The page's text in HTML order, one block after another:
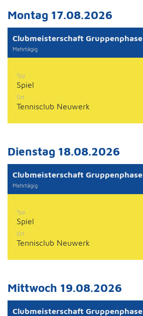
Montag 17.08.2026
Clubmeisterschaft Gruppenphase
Mehrtägig
Typ
Spiel
Ort
Tennisclub Neuwerk
Dienstag 18.08.2026
Clubmeisterschaft Gruppenphase
Mehrtägig
Typ
Spiel
Ort
Tennisclub Neuwerk
Mittwoch 19.08.2026
Clubmeisterschaft Gruppenphase